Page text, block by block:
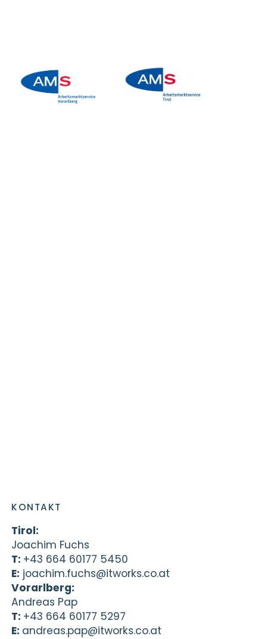
KONTAKT
Tirol:
Joachim Fuchs
T: +43 664 60177 5450
E: joachim.fuchs@itworks.co.at
Vorarlberg:
Andreas Pap
T: +43 664 60177 5297
E: andreas.pap@itworks.co.at